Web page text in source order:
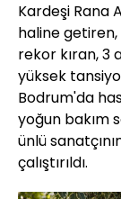
Kardeşi Rana
haline
rekor kıran, 3
yüksek
Bodrum'da
yoğun bakım
ünlü
çalıştırıldı.